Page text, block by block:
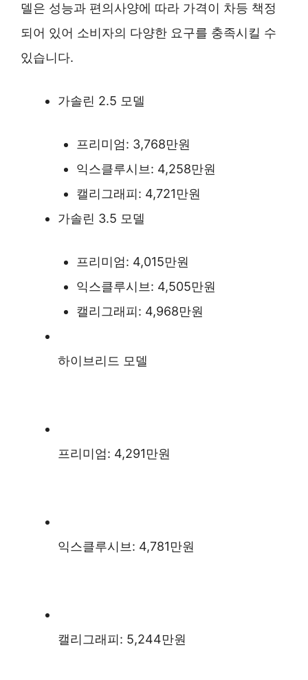
델은 성능과 편의사양에 따라 가격이 차등 책정
되어 있어 소비자의 다양한 요구를 충족시킬 수
있습니다.
가솔린 2.5 모델
프리미엄: 3,768만원
익스클루시브: 4,258만원
캘리그래피: 4,721만원
가솔린 3.5 모델
프리미엄: 4,015만원
익스클루시브: 4,505만원
캘리그래피: 4,968만원
하이브리드 모델
프리미엄: 4,291만원
익스클루시브: 4,781만원
캘리그래피: 5,244만원